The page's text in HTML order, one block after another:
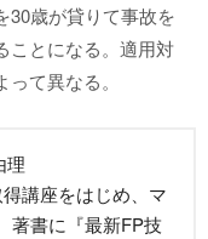
30歳が貸りて事故を
ことになる。適用対
て異なる。
理
講座をはじめ、マ
著書に『最新FP技